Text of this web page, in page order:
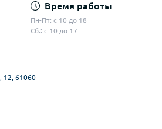
Время работы
Пн-Пт: с 10 до 18
Сб.: с 10 до 17
12, 61060